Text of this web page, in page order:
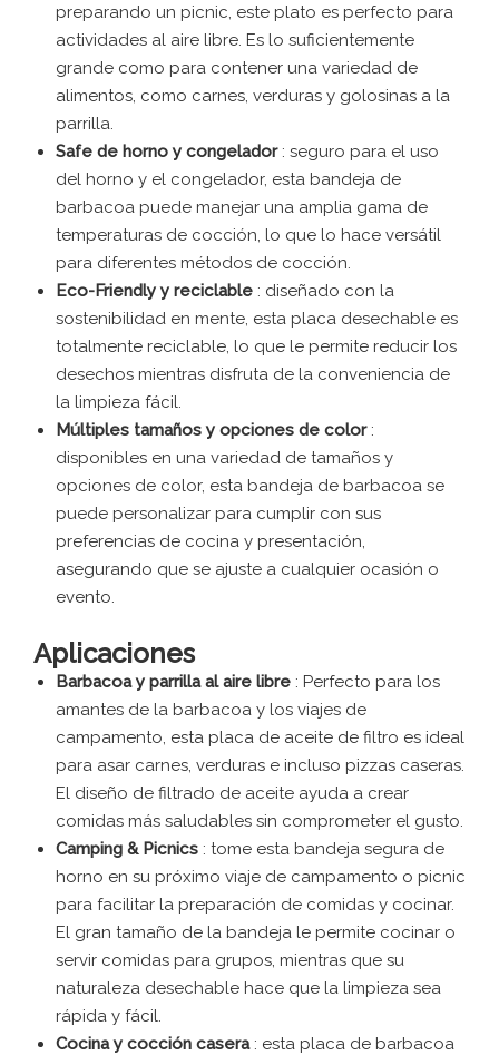
preparando un picnic, este plato es perfecto para
actividades al aire libre. Es lo suficientemente
grande como para contener una variedad de
alimentos, como carnes, verduras y golosinas a la
parrilla.
Safe de horno y congelador : seguro para el uso
del horno y el congelador, esta bandeja de
barbacoa puede manejar una amplia gama de
temperaturas de cocción, lo que lo hace versátil
para diferentes métodos de cocción.
Eco-Friendly y reciclable : diseñado con la
sostenibilidad en mente, esta placa desechable es
totalmente reciclable, lo que le permite reducir los
desechos mientras disfruta de la conveniencia de
la limpieza fácil.
Múltiples tamaños y opciones de color :
disponibles en una variedad de tamaños y
opciones de color, esta bandeja de barbacoa se
puede personalizar para cumplir con sus
preferencias de cocina y presentación,
asegurando que se ajuste a cualquier ocasión o
evento.
Aplicaciones
Barbacoa y parrilla al aire libre : Perfecto para los
amantes de la barbacoa y los viajes de
campamento, esta placa de aceite de filtro es ideal
para asar carnes, verduras e incluso pizzas caseras.
El diseño de filtrado de aceite ayuda a crear
comidas más saludables sin comprometer el gusto.
Camping & Picnics : tome esta bandeja segura de
horno en su próximo viaje de campamento o picnic
para facilitar la preparación de comidas y cocinar.
El gran tamaño de la bandeja le permite cocinar o
servir comidas para grupos, mientras que su
naturaleza desechable hace que la limpieza sea
rápida y fácil.
Cocina y cocción casera : esta placa de barbacoa